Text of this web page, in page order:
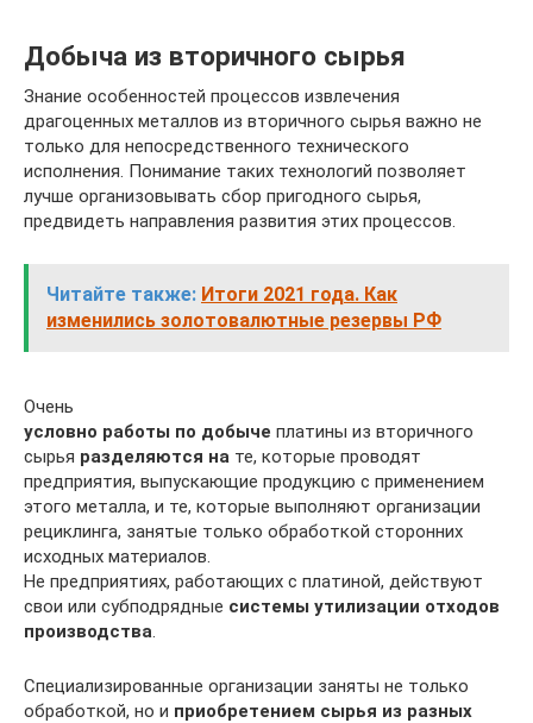
Добыча из вторичного сырья
Знание особенностей процессов извлечения
драгоценных металлов из вторичного сырья важно не
только для непосредственного технического
исполнения. Понимание таких технологий позволяет
лучше организовывать сбор пригодного сырья,
предвидеть направления развития этих процессов.
Читайте также: Итоги 2021 года. Как
изменились золотовалютные резервы РФ
Очень
условно работы по добыче платины из вторичного
сырья разделяются на те, которые проводят
предприятия, выпускающие продукцию с применением
этого металла, и те, которые выполняют организации
рециклинга, занятые только обработкой сторонних
исходных материалов.
Не предприятиях, работающих с платиной, действуют
свои или субподрядные системы утилизации отходов
производства
Специализированные организации заняты не только
обработкой, но и приобретением сырья из разных